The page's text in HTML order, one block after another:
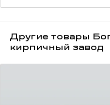
Другие товары
кирпичный завод